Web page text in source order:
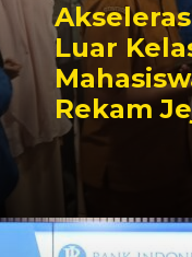
Luar
Rekam